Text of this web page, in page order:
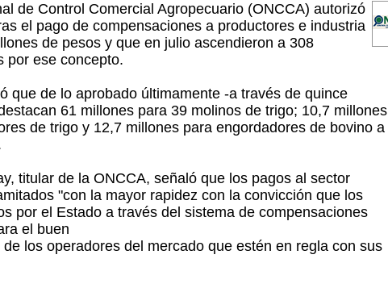
de Control Comercial Agropecuario (ONCCA) autorizó
el pago de compensaciones a productores e industria
de pesos y que en julio ascendieron a 308
por ese concepto.
que de lo aprobado últimamente -a través de quince
61 millones para 39 molinos de trigo; 10,7 millones
de trigo y 12,7 millones para engordadores de bovino a
titular de la ONCCA, señaló que los pagos al sector
"con la mayor rapidez con la convicción que los
por el Estado a través del sistema de compensaciones
el buen
los operadores del mercado que estén en regla con sus